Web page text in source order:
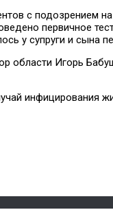
с подозрением
первичное
у супруги и сына
области Игорь
инфицирования